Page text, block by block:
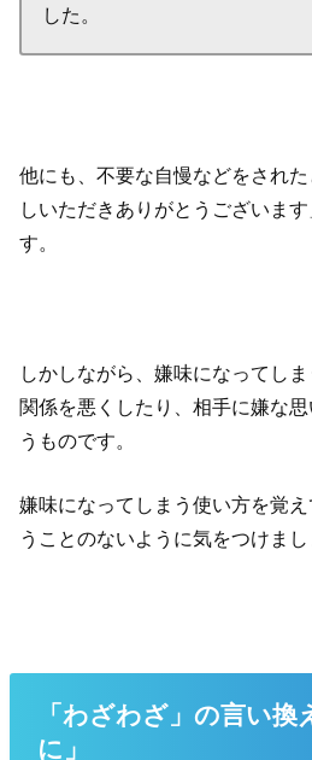
した。
他にも、不要な自慢などをされ
しいただきありがとうございま
す。
しかしながら、嫌味になってし
関係を悪くしたり、相手に嫌な
うものです。
嫌味になってしまう使い方を覚
うことのないように気をつけまし
「わざわざ」の言い換
に」